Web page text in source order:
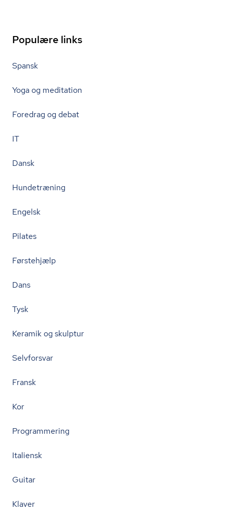
Populære links
Spansk
Yoga og meditation
Foredrag og debat
IT
Dansk
Hundetræning
Engelsk
Pilates
Førstehjælp
Dans
Tysk
Keramik og skulptur
Selvforsvar
Fransk
Kor
Programmering
Italiensk
Guitar
Klaver